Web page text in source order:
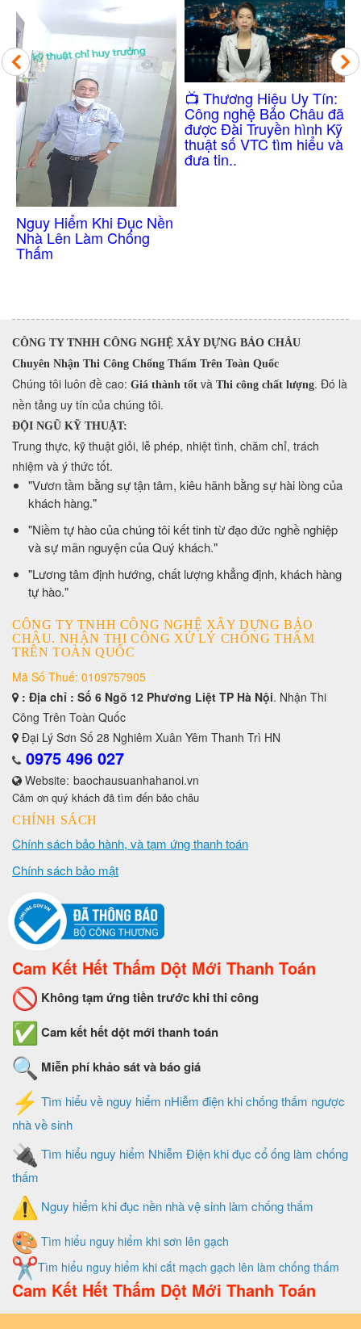
​📺 Thương Hiệu Uy Tín:
Công nghệ Bảo Châu đã
được Đài Truyền hình Kỹ
thuật số VTC tìm hiểu và
đưa tin..
Công Nghệ Chống
Thấm Nhà Vệ Sinh
Không Cần Đục Gạch
CÔNG TY TNHH CÔNG NGHỆ XÂY DỰNG BẢO CHÂU
Chuyên Nhận Thi Công Chống Thấm Trên Toàn Quốc
​Chúng tôi luôn đề cao: Giá thành tốt và Thi công chất lượng. Đó là
nền tảng uy tín của chúng tôi.
ĐỘI NGŨ KỸ THUẬT:
Trung thực, kỹ thuật giỏi, lễ phép, nhiệt tình, chăm chỉ, trách
nhiệm và ý thức tốt.
​"Vươn tầm bằng sự tận tâm, kiêu hãnh bằng sự hài lòng của
khách hàng."
​"Niềm tự hào của chúng tôi kết tinh từ đạo đức nghề nghiệp
và sự mãn nguyện của Quý khách."
​"Lương tâm định hướng, chất lượng khẳng định, khách hàng
tự hào."
CÔNG TY TNHH CÔNG NGHỆ XÂY DỰNG BẢO
CHÂU. NHẬN THI CÔNG XỬ LÝ CHỐNG THẤM
TRÊN TOÀN QUỐC
Mã Số Thuế: 0109757905
: Địa chỉ : Số 6 Ngõ 12 Phương Liệt TP Hà Nội. Nhận Thi
Công Trên Toàn Quốc
Đại Lý Sơn Số 28 Nghiêm Xuân Yêm Thanh Trì HN
0975 496 027
Website: baochausuanhahanoi.vn
Cảm ơn quý khách đã tìm đến bảo châu
CHÍNH SÁCH
Chính sách bảo hành, và tạm ứng thanh toán
Chính sách bảo mật
Cam Kết Hết Thấm Dột Mới Thanh Toán
Không tạm ứng tiền trước khi thi công
Cam kết hết dột mới thanh toán
Miễn phí khảo sát và báo giá
Tìm hiểu về nguy hiểm nHiễm điện khi chống thấm ngược
nhà về sinh
Tìm hiểu nguy hiểm Nhiễm Điện khi đục cổ ống làm chống
thấm
Nguy hiểm khi đục nền nhà vệ sinh làm chống thấm
Tìm hiểu nguy hiểm khi sơn lên gạch
Tìm hiểu nguy hiểm khi cắt mạch gạch lên làm chống thấm
Cam Kết Hết Thấm Dột Mới Thanh Toán